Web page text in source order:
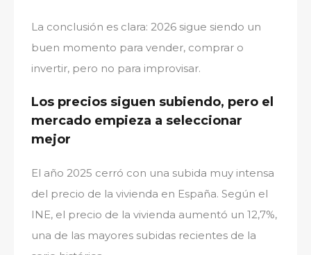
La conclusión es clara: 2026 sigue siendo un
buen momento para vender, comprar o
invertir, pero no para improvisar.
Los precios siguen subiendo, pero el
mercado empieza a seleccionar
mejor
El año 2025 cerró con una subida muy intensa
del precio de la vivienda en España. Según el
INE, el precio de la vivienda aumentó un 12,7%,
una de las mayores subidas recientes de la